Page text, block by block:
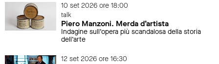
10 set 2026 ore 18:00
talk
Piero Manzoni. Merda d’artista
Indagine sull’opera più scandalosa della storia
dell’arte
12 set 2026 ore 16:30